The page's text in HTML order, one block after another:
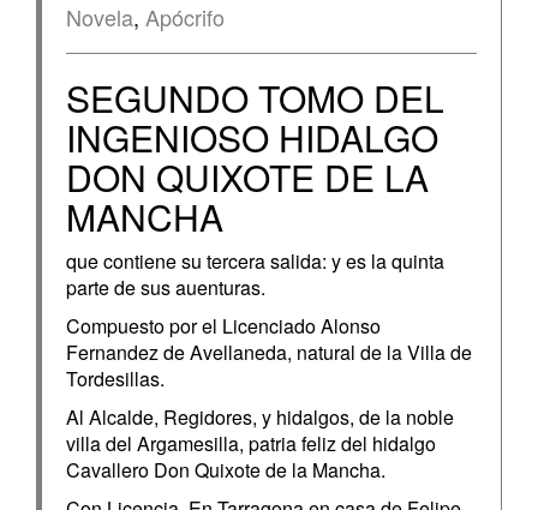
Novela, Apócrifo
SEGUNDO TOMO DEL
INGENIOSO HIDALGO
DON QUIXOTE DE LA
MANCHA
que contiene su tercera salida: y es la quinta
parte de sus auenturas.
Compuesto por el Licenciado Alonso
Fernandez de Avellaneda, natural de la Villa de
Tordesillas.
Al Alcalde, Regidores, y hidalgos, de la noble
villa del Argamesilla, patria feliz del hidalgo
Cavallero Don Quixote de la Mancha.